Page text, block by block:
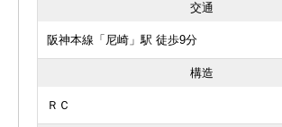
交通
阪神本線「尼崎」駅 徒歩9分
構造
ＲＣ